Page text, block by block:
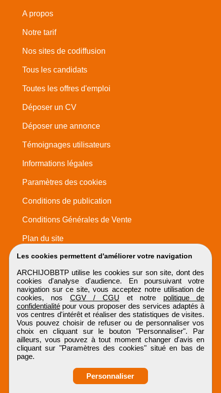
Les cookies permettent d'améliorer votre navigation
ARCHIJOBBTP utilise les cookies sur son site, dont des
cookies d'analyse d'audience. En poursuivant votre
navigation sur ce site, vous acceptez notre utilisation de
cookies, nos CGV / CGU et notre politique de
confidentialitépour vous proposer des services adaptés à
vos centres d'intérêt et réaliser des statistiques de visites.
Vous pouvez choisir de refuser ou de personnaliser vos
choix en cliquant sur le bouton "Personnaliser". Par
ailleurs, vous pouvez à tout moment changer d'avis en
cliquant sur "Paramètres des cookies" situé en bas de
page.
Personnaliser
A propos
Notre tarif
Nos sites de codiffusion
Tous les candidats
Toutes les offres d'emploi
Déposer un CV
Déposer une annonce
Témoignages utilisateurs
Informations légales
Paramètres des cookies
Conditions de publication
Conditions Générales de Vente
Plan du site